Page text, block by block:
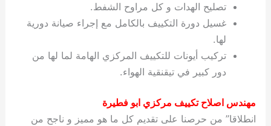
تصليح الهدات و كل مراوح الشفط.
غسيل دورة التكييف بالكامل مع إجراء صيانة دورية
لها.
تركيب أيونات للتكييف المركزي الهامة لما لها من
دور كبير في تيقنقية الهواء.
مهندس اصلاح تكييف مركزي ابو فطيرة
انطلاقا” من حرصنا على تقديم كل ما هو مميز و ناجح من